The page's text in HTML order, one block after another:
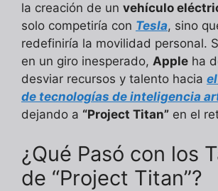
la creación de un vehículo
solo competiría con Tesla, sino
redefiniría la movilidad personal.
en un giro inesperado, Apple ha
desviar recursos y talento hacia
de tecnologías de inteligencia
dejando a “Project Titan” en el
¿Qué Pasó con los
de “Project Titan”?